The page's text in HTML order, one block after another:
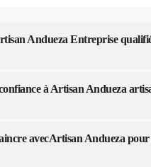
Andueza Entreprise
à Artisan Andueza
avecArtisan Andueza